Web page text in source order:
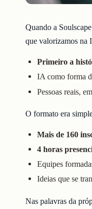
Quando a
que valorizamos na
Primeiro a
IA como forma
Pessoas reais,
O formato era
Mais de 160
4 horas
Equipes
Ideias que se
Nas palavras da